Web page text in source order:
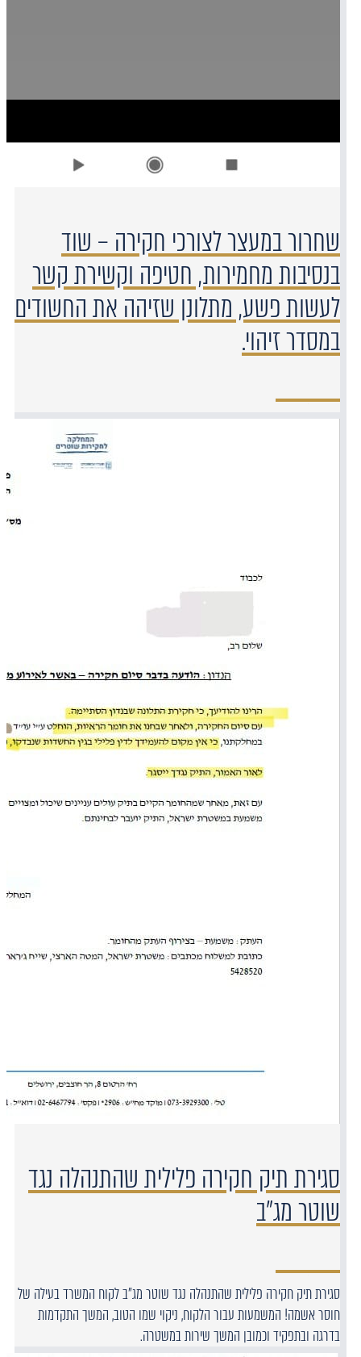
שחרור במעצר לצורכי חקירה – שוד
בנסיבות מחמירות, חטיפה וקשירת קשר
לעשות פשע, מתלונן שזיהה את החשודים
במסדר זיהוי.
סגירת תיק חקירה פלילית שהתנהלה נגד
שוטר מג"ב
סגירת תיק חקירה פלילית שהתנהלה נגד שוטר מג"ב לקוח המשרד בעילה של
חוסר אשמה! המשמעות עבור הלקוח, ניקוי שמו הטוב, המשך התקדמות
בדרגה ובתפקיד וכמובן המשך שירות במשטרה.